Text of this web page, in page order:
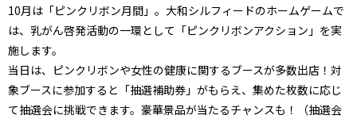
10月は「ピンクリボン月間」。大和シルフィードのホームゲームで
は、乳がん啓発活動の一環として「ピンクリボンアクション」を実
施します。
当日は、ピンクリボンや女性の健康に関するブースが多数出店！対
象ブースに参加すると「抽選補助券」がもらえ、集めた枚数に応じ
て抽選会に挑戦できます。豪華景品が当たるチャンスも！（抽選会